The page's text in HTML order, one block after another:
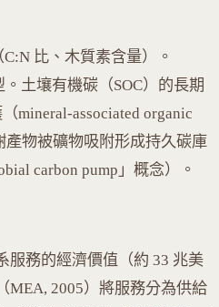
比、木質素含量）。
土壤有機碳（SOC）的長期
mineral-associated organic
物被礦物吸附形成持久碳庫
carbon pump」概念）。
服務的經濟價值（約 33 兆美
MEA, 2005）將服務分為供給